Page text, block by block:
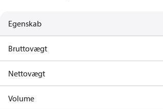
Egenskab
Bruttovægt
Nettovægt
Volume